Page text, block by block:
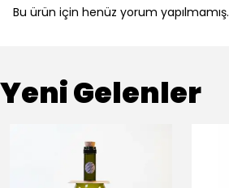
Bu ürün için henüz yorum yapılmamış.
Yeni Gelenler